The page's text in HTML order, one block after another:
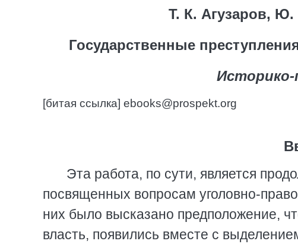
Т. К. Агузаров,
Государственные
Историко-
[битая ссылка] ebooks@prospekt.org
Эта работа, по сути, является
посвященных вопросам уголовно-
них было высказано предположение,
власть, появились вместе с